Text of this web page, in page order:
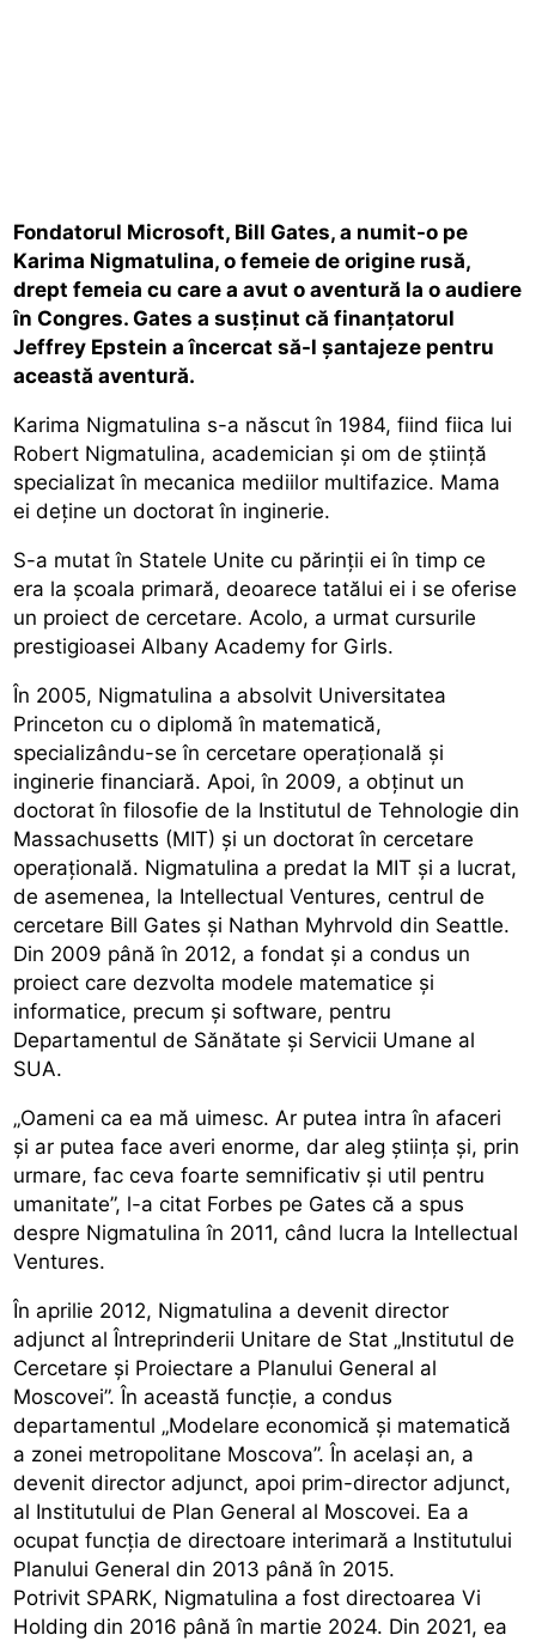
Fondatorul Microsoft, Bill Gates, a numit-o pe
Karima Nigmatulina, o femeie de origine rusă,
drept femeia cu care a avut o aventură la o audiere
în Congres. Gates a susținut că finanțatorul
Jeffrey Epstein a încercat să-l șantajeze pentru
această aventură.
Karima Nigmatulina s-a născut în 1984, fiind fiica lui
Robert Nigmatulina, academician și om de știință
specializat în mecanica mediilor multifazice. Mama
ei deține un doctorat în inginerie.
S-a mutat în Statele Unite cu părinții ei în timp ce
era la școala primară, deoarece tatălui ei i se oferise
un proiect de cercetare. Acolo, a urmat cursurile
prestigioasei Albany Academy for Girls.
În 2005, Nigmatulina a absolvit Universitatea
Princeton cu o diplomă în matematică,
specializându-se în cercetare operațională și
inginerie financiară. Apoi, în 2009, a obținut un
doctorat în filosofie de la Institutul de Tehnologie din
Massachusetts (MIT) și un doctorat în cercetare
operațională. Nigmatulina a predat la MIT și a lucrat,
de asemenea, la Intellectual Ventures, centrul de
cercetare Bill Gates și Nathan Myhrvold din Seattle.
Din 2009 până în 2012, a fondat și a condus un
proiect care dezvolta modele matematice și
informatice, precum și software, pentru
Departamentul de Sănătate și Servicii Umane al
SUA.
„Oameni ca ea mă uimesc. Ar putea intra în afaceri
și ar putea face averi enorme, dar aleg știința și, prin
urmare, fac ceva foarte semnificativ și util pentru
umanitate”, l-a citat Forbes pe Gates că a spus
despre Nigmatulina în 2011, când lucra la Intellectual
Ventures.
În aprilie 2012, Nigmatulina a devenit director
adjunct al Întreprinderii Unitare de Stat „Institutul de
Cercetare și Proiectare a Planului General al
Moscovei”. În această funcție, a condus
departamentul „Modelare economică și matematică
a zonei metropolitane Moscova”. În același an, a
devenit director adjunct, apoi prim-director adjunct,
al Institutului de Plan General al Moscovei. Ea a
ocupat funcția de directoare interimară a Institutului
Planului General din 2013 până în 2015.
Potrivit SPARK, Nigmatulina a fost directoarea Vi
Holding din 2016 până în martie 2024. Din 2021, ea